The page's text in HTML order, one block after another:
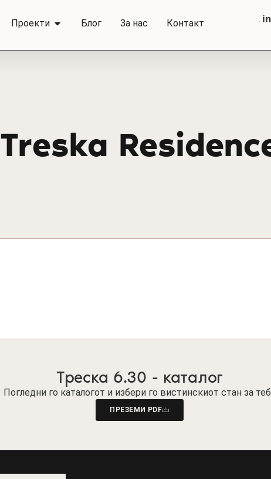
Проекти Блог За нас Контакт
Treska
Треска 6.30 - каталог
Погледни го каталогот и избери го вистинскиот стан за
ПРЕЗЕМИ PDF